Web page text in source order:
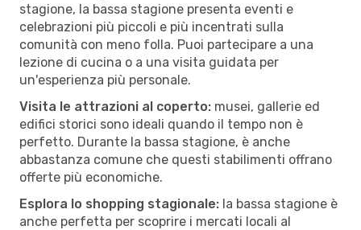
stagione, la bassa stagione presenta eventi e
celebrazioni più piccoli e più incentrati sulla
comunità con meno folla. Puoi partecipare a una
lezione di cucina o a una visita guidata per
un'esperienza più personale.
Visita le attrazioni al coperto: musei, gallerie ed
edifici storici sono ideali quando il tempo non è
perfetto. Durante la bassa stagione, è anche
abbastanza comune che questi stabilimenti offrano
offerte più economiche.
Esplora lo shopping stagionale: la bassa stagione è
anche perfetta per scoprire i mercati locali al